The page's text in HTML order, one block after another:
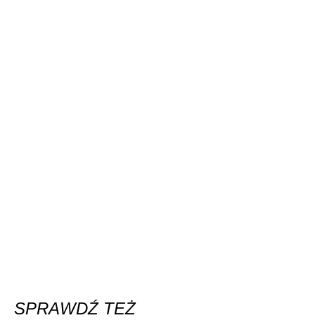
SPRAWDŹ TEŻ